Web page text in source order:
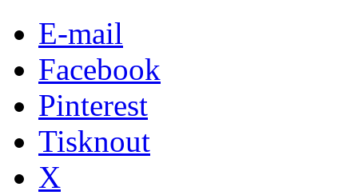
E-mail
Facebook
Pinterest
Tisknout
X